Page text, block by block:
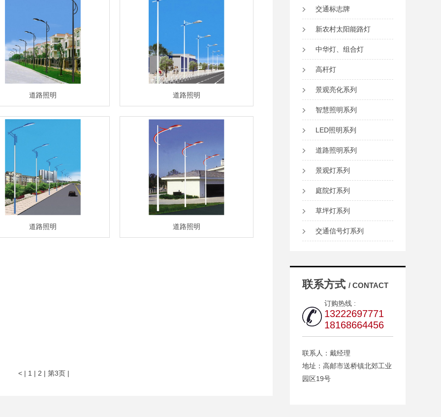
道路照明 道路照明
道路照明 道路照明
< | 1 | 2 | 第3页 |
交通标志牌
新农村太阳能路灯
中华灯、组合灯
高杆灯
景观亮化系列
智慧照明系列
LED照明系列
道路照明系列
景观灯系列
庭院灯系列
草坪灯系列
交通信号灯系列
联系方式 / CONTACT
订购热线 :
13222697771
18168664456
联系人：戴经理
地址：高邮市送桥镇北郊工业
园区19号